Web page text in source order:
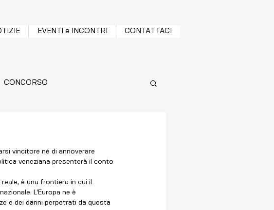
EVENTI e INCONTRI CONTATTACI
CONCORSO
vincitore né di annoverare
veneziana presenterà il conto
L’Europa ne è
e dei danni perpetrati da questa